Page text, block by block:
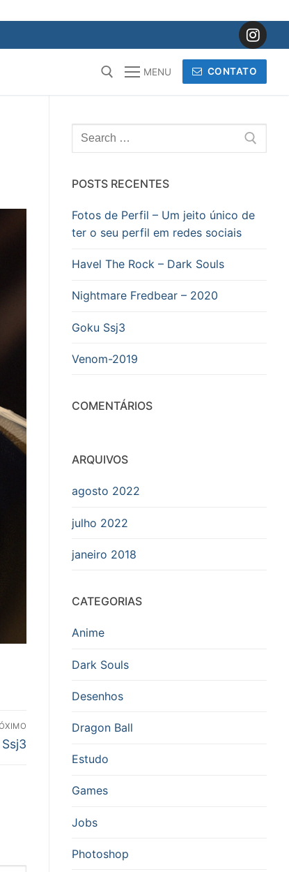
MENU CONTATO
Pesquisar
por:
POSTS RECENTES
Fotos de Perfil – Um jeito único de
ter o seu perfil em redes sociais
Havel The Rock – Dark Souls
Nightmare Fredbear – 2020
Goku Ssj3
Venom-2019
COMENTÁRIOS
ARQUIVOS
agosto 2022
julho 2022
janeiro 2018
CATEGORIAS
Anime
Dark Souls
Desenhos
Dragon Ball
Estudo
Games
Jobs
Photoshop